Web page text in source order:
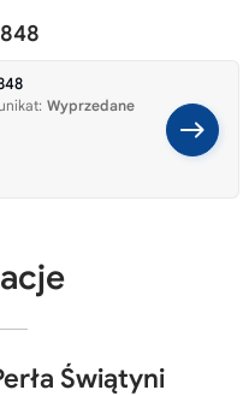
Wyprzedane
Świątyni